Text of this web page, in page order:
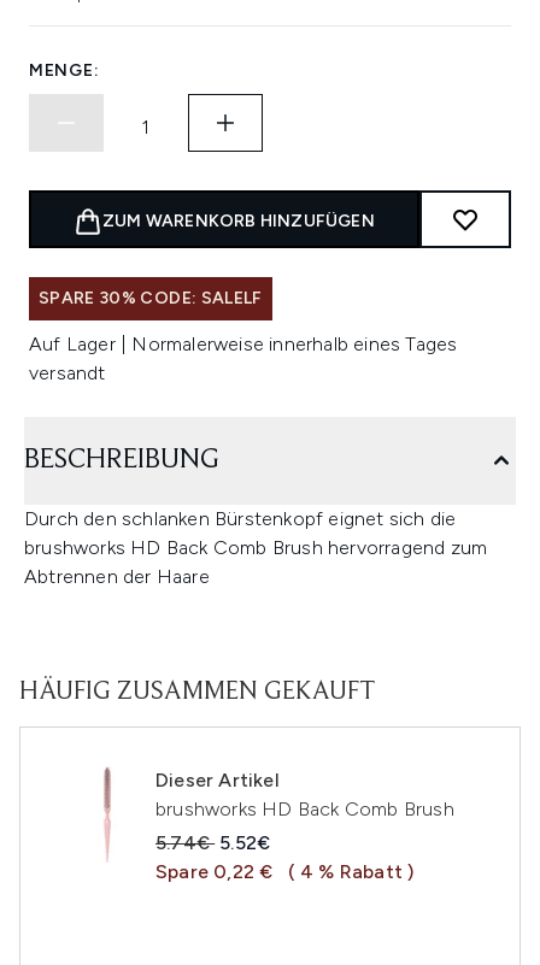
MENGE:
ZUM WARENKORB HINZUFÜGEN
SPARE 30% CODE: SALELF
Auf Lager | Normalerweise innerhalb eines Tages
versandt
BESCHREIBUNG
Durch den schlanken Bürstenkopf eignet sich die
brushworks HD Back Comb Brush hervorragend zum
Abtrennen der Haare
HÄUFIG ZUSAMMEN GEKAUFT
Dieser Artikel
brushworks HD Back Comb Brush
Unverbindliche Preisempfehlung:
5.74€ Aktueller Preis:
5.52€
Spare 0,22 €
( 4 % Rabatt )